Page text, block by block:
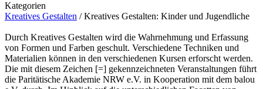
Kategorien
Kreatives Gestalten /Kreatives Gestalten: Kinder und Jugendliche
Durch Kreatives Gestalten wird die Wahrnehmung und Erfassung
von Formen und Farben geschult. Verschiedene Techniken und
Materialien können in den verschiedenen Kursen erforscht werden.
Die mit diesem Zeichen [=] gekennzeichneten Veranstaltungen führt
die Paritätische Akademie NRW e.V. in Kooperation mit dem balou